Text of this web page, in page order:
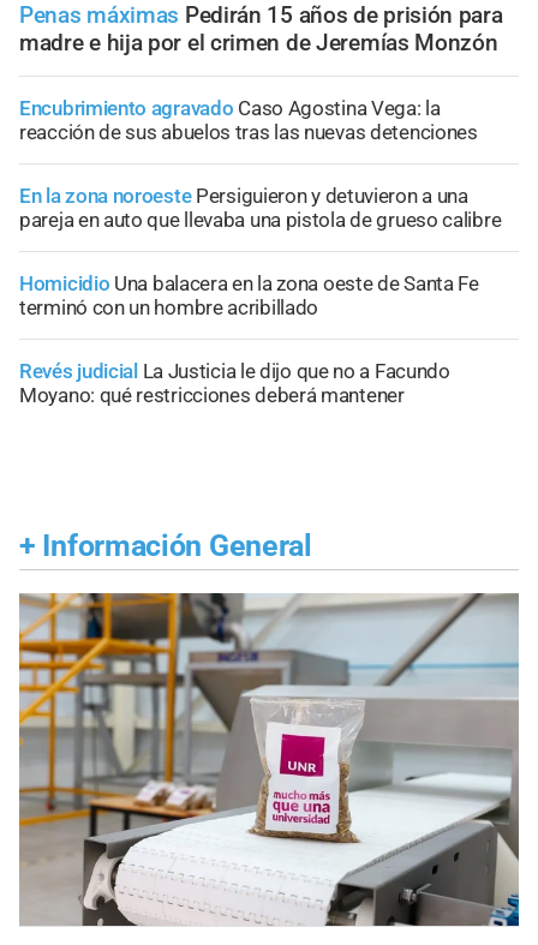
Penas máximas Pedirán 15 años de prisión para
madre e hija por el crimen de Jeremías Monzón
Encubrimiento agravado Caso Agostina Vega: la
reacción de sus abuelos tras las nuevas detenciones
En la zona noroeste Persiguieron y detuvieron a una
pareja en auto que llevaba una pistola de grueso calibre
Homicidio Una balacera en la zona oeste de Santa Fe
terminó con un hombre acribillado
Revés judicial La Justicia le dijo que no a Facundo
Moyano: qué restricciones deberá mantener
+ Información General